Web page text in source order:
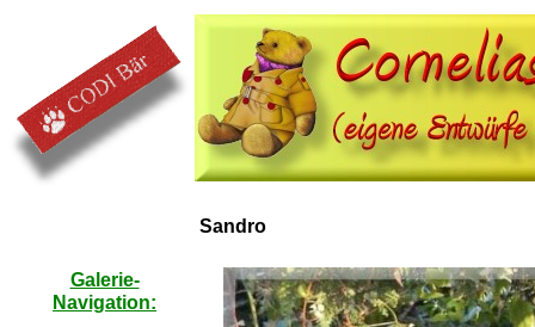
Galerie-
Navigation:
Sandro